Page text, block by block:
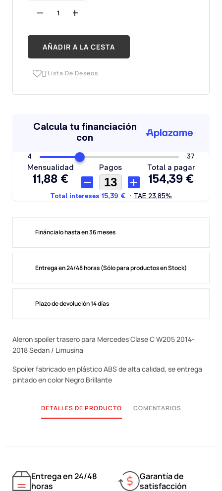
AÑADIR A LA CESTA
 Lista De Deseos
Fináncialo hasta en 36 meses
Entrega en 24/48 horas (Sólo para productos en Stock)
Plazo de devolución 14 días
Aleron spoiler trasero para Mercedes Clase C W205 2014-
2018 Sedan / Limusina
Spoiler fabricado en plástico ABS de alta calidad, se entrega
pintado en color Negro Brillante
DETALLES DE PRODUCTO COMENTARIOS
Entrega en 24/48
horas
Garantía de
satisfacción